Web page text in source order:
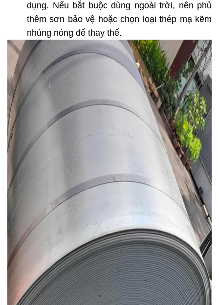
dụng. Nếu bắt buộc dùng ngoài trời, nên phủ
thêm sơn bảo vệ hoặc chọn loại thép mạ kẽm
nhúng nóng để thay thế.